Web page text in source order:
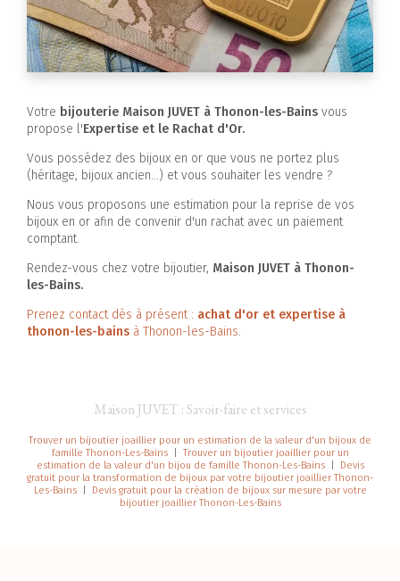
Votre bijouterie Maison JUVET à Thonon-les-Bains vous
propose l'Expertise et le Rachat d'Or.
Vous possédez des bijoux en or que vous ne portez plus
(héritage, bijoux ancien...) et vous souhaiter les vendre ?
Nous vous proposons une estimation pour la reprise de vos
bijoux en or afin de convenir d'un rachat avec un paiement
comptant.
Rendez-vous chez votre bijoutier, Maison JUVET à Thonon-
les-Bains.
Prenez contact dès à présent : achat d'or et expertise à
thonon-les-bains à Thonon-les-Bains.
Maison JUVET : Savoir-faire et services
Trouver un bijoutier joaillier pour un estimation de la valeur d'un bijoux de
famille Thonon-Les-Bains| Trouver un bijoutier joaillier pour un
estimation de la valeur d'un bijou de famille Thonon-Les-Bains|
Devis
gratuit pour la transformation de bijoux par votre bijoutier joaillier Thonon-
Les-Bains|
Devis gratuit pour la création de bijoux sur mesure par votre
bijoutier joaillier Thonon-Les-Bains